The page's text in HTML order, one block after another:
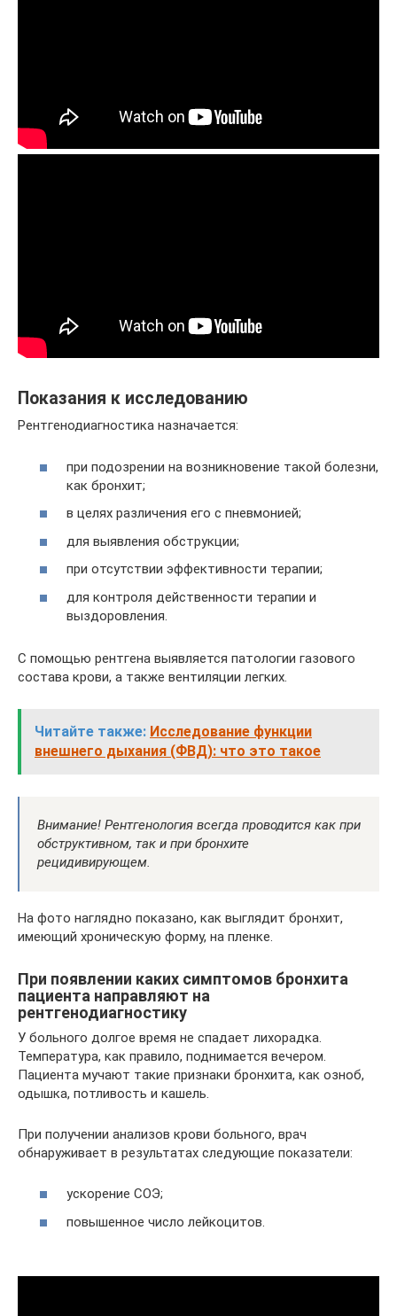
Показания к исследованию
Рентгенодиагностика назначается:
при подозрении на возникновение такой болезни,
как бронхит;
в целях различения его с пневмонией;
для выявления обструкции;
при отсутствии эффективности терапии;
для контроля действенности терапии и
выздоровления.
С помощью рентгена выявляется патологии газового
состава крови, а также вентиляции легких.
Читайте также: Исследование функции
внешнего дыхания (ФВД): что это такое
Внимание! Рентгенология всегда проводится как при
обструктивном, так и при бронхите
рецидивирующем.
На фото наглядно показано, как выглядит бронхит,
имеющий хроническую форму, на пленке.
При появлении каких симптомов бронхита
пациента направляют на
рентгенодиагностику
У больного долгое время не спадает лихорадка.
Температура, как правило, поднимается вечером.
Пациента мучают такие признаки бронхита, как озноб,
одышка, потливость и кашель.
При получении анализов крови больного, врач
обнаруживает в результатах следующие показатели:
ускорение СОЭ;
повышенное число лейкоцитов.